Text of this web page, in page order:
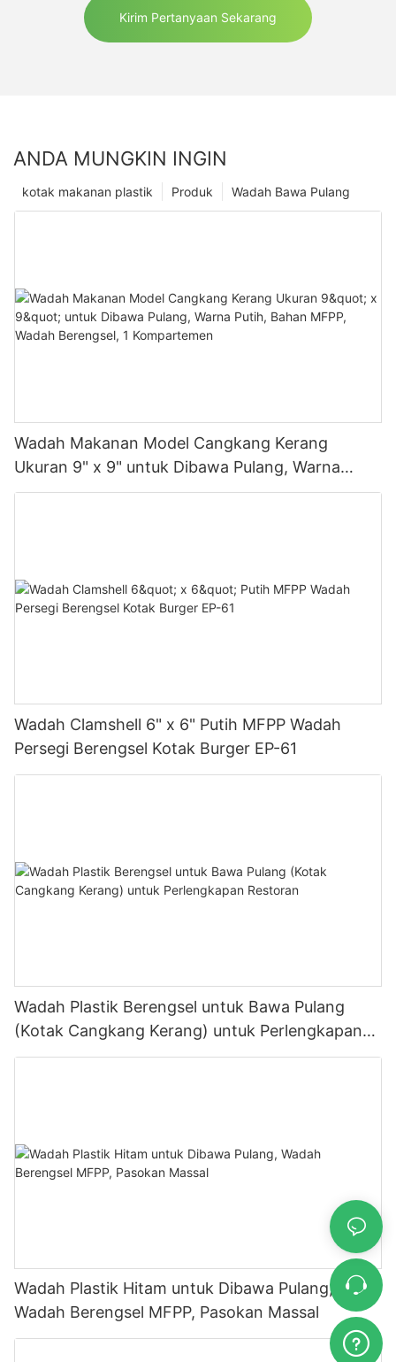
Kirim Pertanyaan Sekarang
ANDA MUNGKIN INGIN
Wadah Bawa Pulang
Produk
kotak makanan plastik
Wadah Makanan Model Cangkang Kerang
Ukuran 9" x 9" untuk Dibawa Pulang, Warna
Putih, Bahan MFPP, Wadah Berengsel, 1
Wadah Clamshell 6" x 6" Putih MFPP Wadah
Persegi Berengsel Kotak Burger EP-61
Wadah Plastik Berengsel untuk Bawa Pulang
(Kotak Cangkang Kerang) untuk Perlengkapan
Restoran
Wadah Plastik Hitam untuk Dibawa Pulang,
Wadah Berengsel MFPP, Pasokan Massal